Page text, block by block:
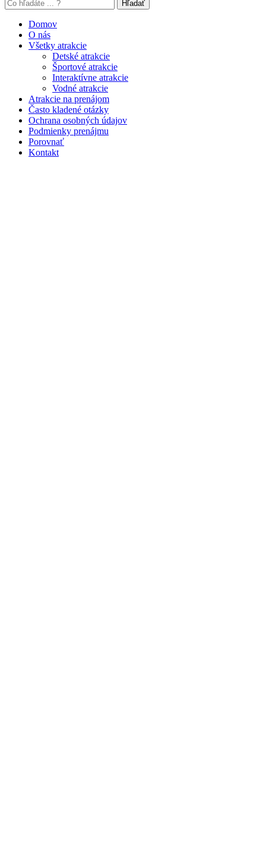
Hľadať
Domov
O nás
Všetky atrakcie
Detské atrakcie
Športové atrakcie
Interaktívne atrakcie
Vodné atrakcie
Atrakcie na prenájom
Často kladené otázky
Ochrana osobných údajov
Podmienky prenájmu
Porovnať
Kontakt